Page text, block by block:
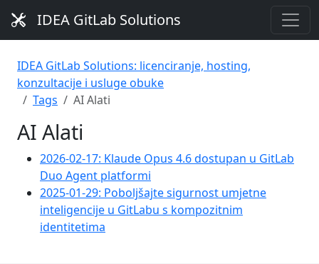
IDEA GitLab Solutions
IDEA GitLab Solutions: licenciranje, hosting,
konzultacije i usluge obuke
Tags
AI Alati
AI Alati
2026-02-17: Klaude Opus 4.6 dostupan u GitLab
Duo Agent platformi
2025-01-29: Poboljšajte sigurnost umjetne
inteligencije u GitLabu s kompozitnim
identitetima